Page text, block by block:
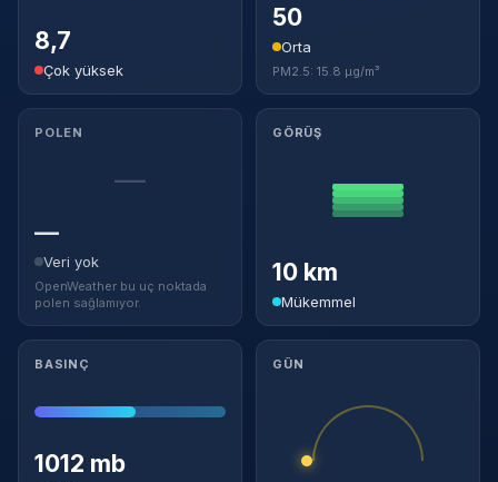
8,7
Çok yüksek
50
Orta
PM2.5: 15.8 µg/m³
POLEN
—
—
Veri yok
OpenWeather bu uç noktada
polen sağlamıyor.
GÖRÜŞ
10 km
Mükemmel
BASINÇ
1012 mb
GÜN